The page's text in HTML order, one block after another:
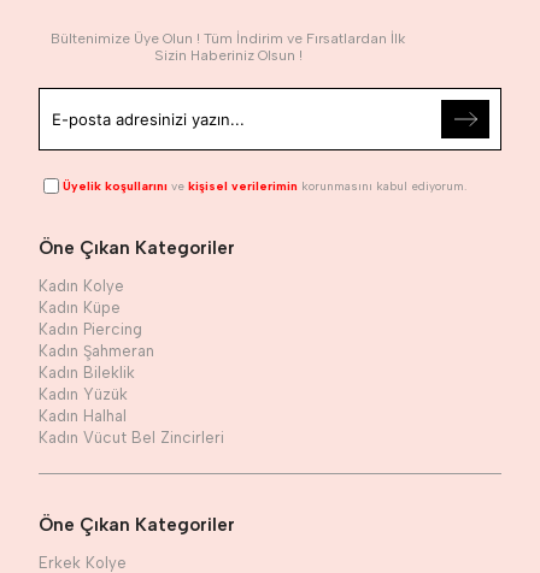
Bültenimize Üye Olun ! Tüm İndirim ve Fırsatlardan İlk
Sizin Haberiniz Olsun !
Üyelik koşullarını vekişisel verilerimin korunmasını kabul ediyorum.
Öne Çıkan Kategoriler
Kadın Kolye
Kadın Küpe
Kadın Piercing
Kadın Şahmeran
Kadın Bileklik
Kadın Yüzük
Kadın Halhal
Kadın Vücut Bel Zincirleri
Öne Çıkan Kategoriler
Erkek Kolye